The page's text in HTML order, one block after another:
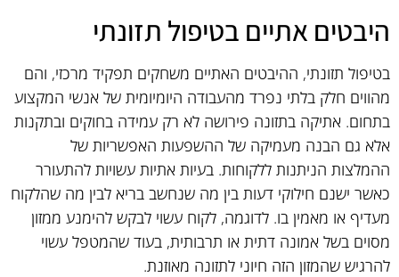
היבטים אתיים בטיפול תזונתי
בטיפול תזונתי, ההיבטים האתיים משחקים תפקיד מרכזי, והם
מהווים חלק בלתי נפרד מהעבודה היומיומית של אנשי המקצוע
בתחום. אתיקה בתזונה פירושה לא רק עמידה בחוקים ובתקנות
אלא גם הבנה מעמיקה של ההשפעות האפשריות של
ההמלצות הניתנות ללקוחות. בעיות אתיות עשויות להתעורר
כאשר ישנם חילוקי דעות בין מה שנחשב בריא לבין מה שהלקוח
מעדיף או מאמין בו. לדוגמה, לקוח עשוי לבקש להימנע ממזון
מסוים בשל אמונה דתית או תרבותית, בעוד שהמטפל עשוי
להרגיש שהמזון הזה חיוני לתזונה מאוזנת.